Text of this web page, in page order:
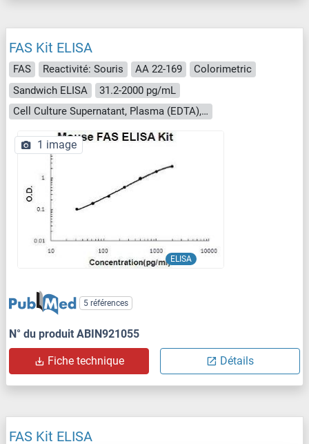
FAS Kit ELISA
FAS Reactivité: Souris AA 22-169
Colorimetric
Sandwich ELISA
31.2-2000 pg/mL
Cell Culture Supernatant, Plasma (EDTA), Plasma (citrate), Plasma (heparin), Serum
ELISA
1 image
5 références
N° du produit ABIN921055
Fiche technique Détails
FAS Kit ELISA